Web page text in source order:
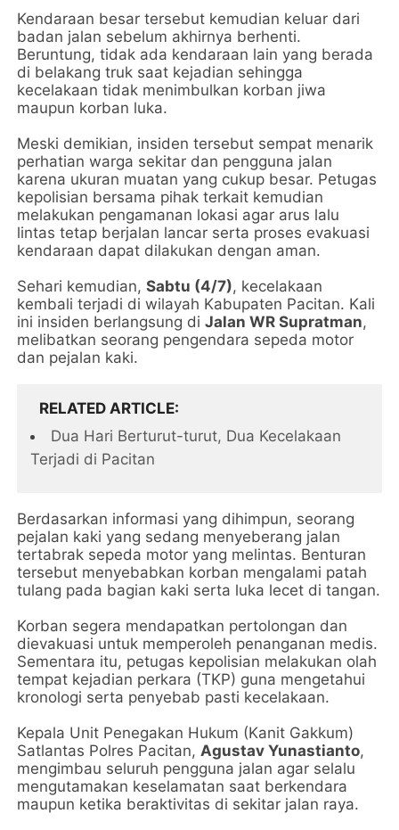
Kendaraan besar tersebut kemudian keluar dari
badan jalan sebelum akhirnya berhenti.
Beruntung, tidak ada kendaraan lain yang berada
di belakang truk saat kejadian sehingga
kecelakaan tidak menimbulkan korban jiwa
maupun korban luka.
Meski demikian, insiden tersebut sempat menarik
perhatian warga sekitar dan pengguna jalan
karena ukuran muatan yang cukup besar. Petugas
kepolisian bersama pihak terkait kemudian
melakukan pengamanan lokasi agar arus lalu
lintas tetap berjalan lancar serta proses evakuasi
kendaraan dapat dilakukan dengan aman.
Sehari kemudian,Sabtu (4/7), kecelakaan
kembali terjadi di wilayah Kabupaten Pacitan. Kali
ini insiden berlangsung diJalan WR Supratman,
melibatkan seorang pengendara sepeda motor
dan pejalan kaki.
RELATED ARTICLE
Dua Hari Berturut-turut, Dua Kecelakaan
Terjadi di Pacitan
Berdasarkan informasi yang dihimpun, seorang
pejalan kaki yang sedang menyeberang jalan
tertabrak sepeda motor yang melintas. Benturan
tersebut menyebabkan korban mengalami patah
tulang pada bagian kaki serta luka lecet di tangan.
Korban segera mendapatkan pertolongan dan
dievakuasi untuk memperoleh penanganan medis.
Sementara itu, petugas kepolisian melakukan olah
tempat kejadian perkara (TKP) guna mengetahui
kronologi serta penyebab pasti kecelakaan.
Kepala Unit Penegakan Hukum (Kanit Gakkum)
Satlantas Polres Pacitan,Agustav Yunastianto,
mengimbau seluruh pengguna jalan agar selalu
mengutamakan keselamatan saat berkendara
maupun ketika beraktivitas di sekitar jalan raya.